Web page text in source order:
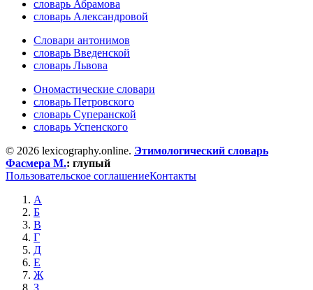
словарь Абрамова
словарь Александровой
Словари антонимов
словарь Введенской
словарь Львова
Ономастические словари
словарь Петровского
словарь Суперанской
словарь Успенского
© 2026 lexicography.online. Этимологический словарь
Фасмера М.: глупый
Пользовательское соглашениеКонтакты
А
Б
В
Г
Д
Е
Ж